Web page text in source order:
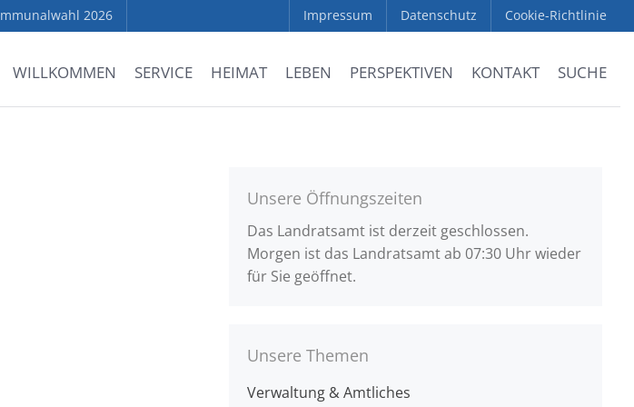
2026 Impressum Datenschutz Cookie-Richtlinie
WILLKOMMEN SERVICE HEIMAT LEBEN PERSPEKTIVEN KONTAKT SUCHE
Unsere Öffnungszeiten
Das Landratsamt ist derzeit geschlossen.
Morgen ist das Landratsamt ab 07:30 Uhr wieder
für Sie geöffnet.
Unsere Themen
Verwaltung & Amtliches